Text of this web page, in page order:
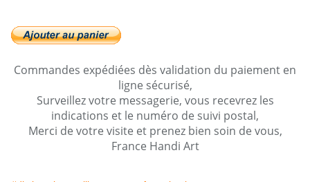
Commandes expédiées dès validation du paiement en
ligne sécurisé,
Surveillez votre messagerie, vous recevrez les
indications et le numéro de suivi postal,
Merci de votre visite et prenez bien soin de vous,
France Handi Art